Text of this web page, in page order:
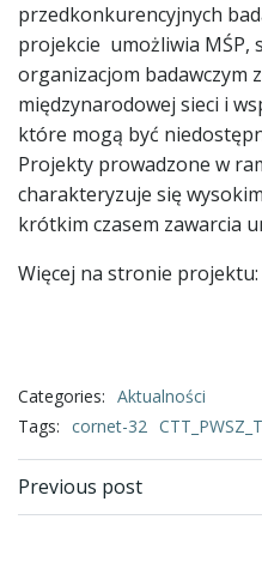
przedkonkurencyjnych
projekcie umożliwia MŚP,
organizacjom badawczym
międzynarodowej sieci i
które mogą być
Projekty prowadzone w
charakteryzuje się
krótkim czasem zawarcia
Więcej na stronie
Categories: Aktualności
Tags: cornet-32
Post
Previous post